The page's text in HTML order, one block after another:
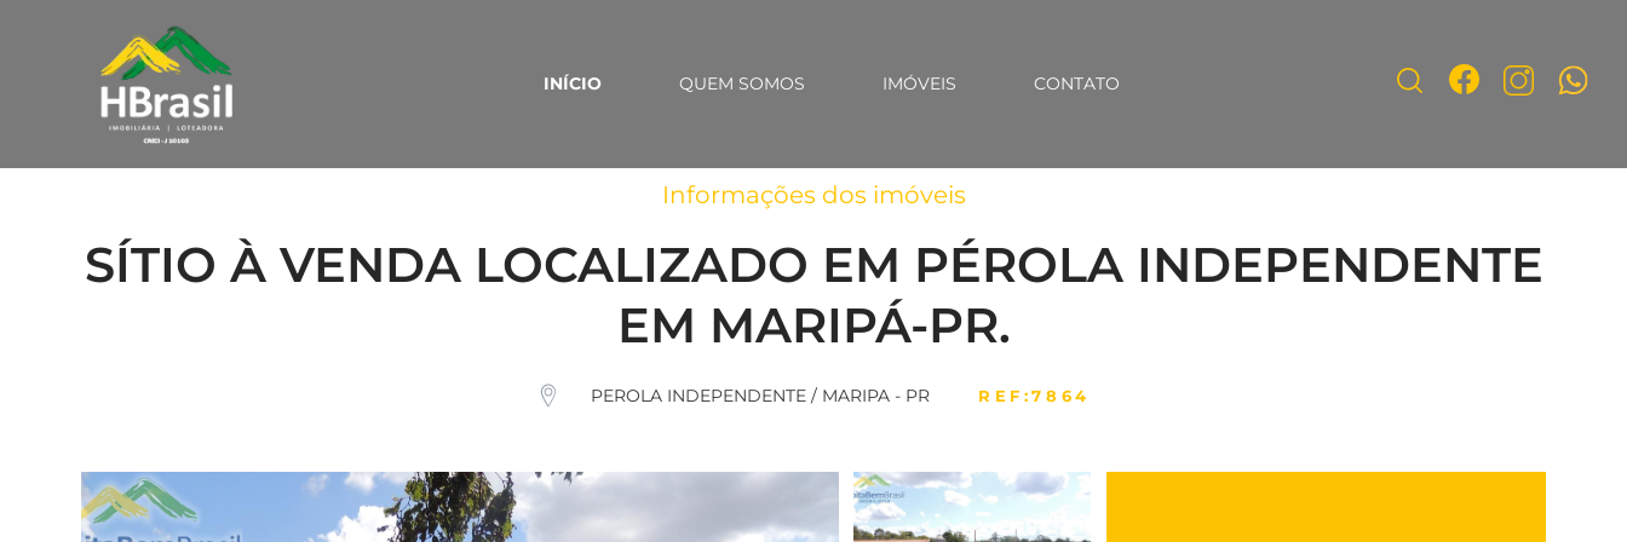
INÍCIO QUEM SOMOS IMÓVEIS CONTATO
Informações dos imóveis
SÍTIO À VENDA LOCALIZADO EM PÉROLA INDEPENDENTE
EM MARIPÁ-PR.
PEROLA INDEPENDENTE / MARIPA - PR REF:7864